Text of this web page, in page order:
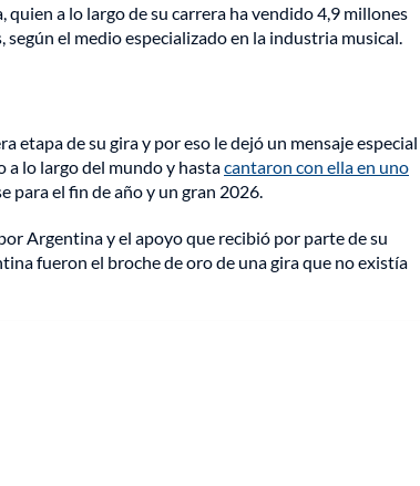
a lo largo de su carrera ha vendido 4,9 millones
el medio especializado en la industria musical.
de su gira y por eso le dejó un mensaje especial
a lo largo del mundo y hastacantaron con ella en uno
para el fin de año y un gran 2026.
Argentina y el apoyo que recibió por parte de su
fueron el broche de oro de una gira que no existía